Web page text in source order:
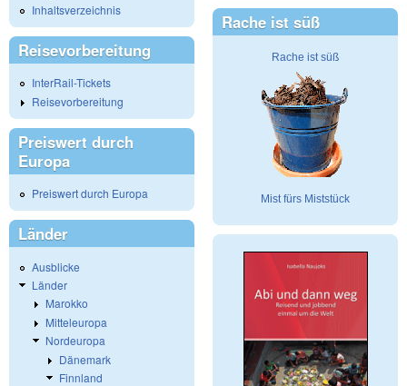
Inhaltsverzeichnis
Reisevorbereitung
InterRail-Tickets
Reisevorbereitung
Preiswert durch
Europa
Preiswert durch Europa
Länder
Ausblicke
Länder
Marokko
Mitteleuropa
Nordeuropa
Dänemark
Finnland
Rache ist süß
Rache ist süß
Mist fürs Miststück